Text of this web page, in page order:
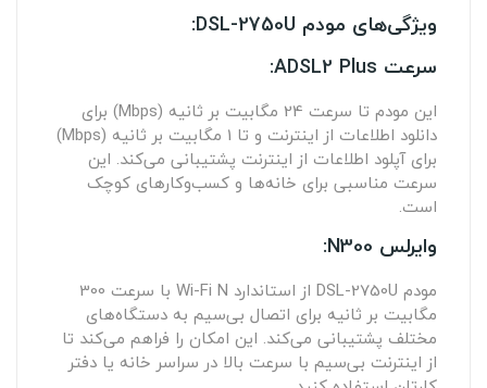
ویژگی‌های مودم DSL-2750U:
سرعت ADSL2 Plus:
این مودم تا سرعت 24 مگابیت بر ثانیه (Mbps) برای
دانلود اطلاعات از اینترنت و تا 1 مگابیت بر ثانیه (Mbps)
برای آپلود اطلاعات از اینترنت پشتیبانی می‌کند. این
سرعت مناسبی برای خانه‌ها و کسب‌وکارهای کوچک
است.
وایرلس N300:
مودم DSL-2750U از استاندارد Wi-Fi N با سرعت 300
مگابیت بر ثانیه برای اتصال بی‌سیم به دستگاه‌های
مختلف پشتیبانی می‌کند. این امکان را فراهم می‌کند تا
از اینترنت بی‌سیم با سرعت بالا در سراسر خانه یا دفتر